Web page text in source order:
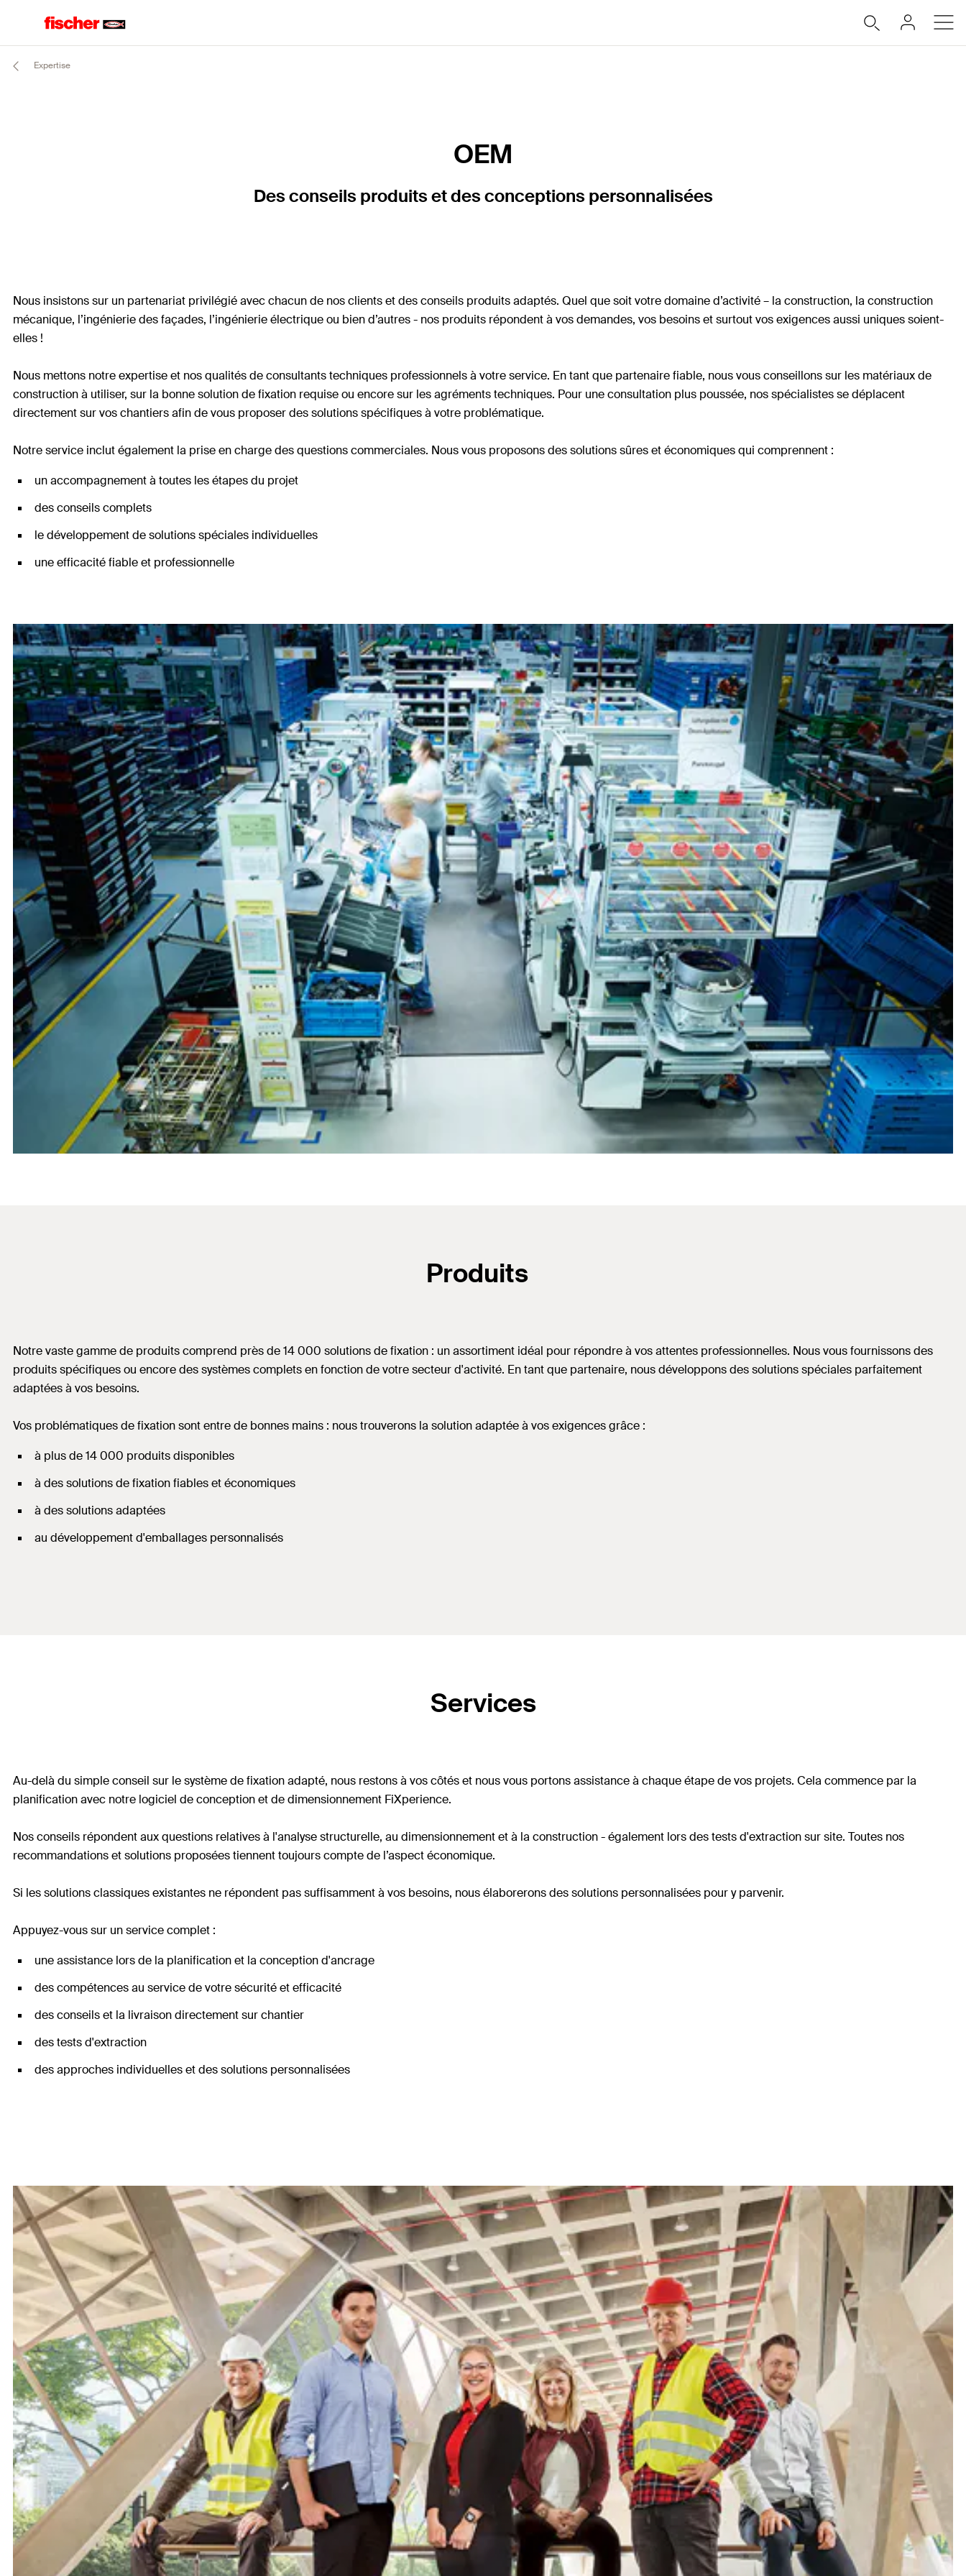
Expertise
OEM
Des conseils produits et des conceptions personnalisées
Nous insistons sur un partenariat privilégié avec chacun de nos clients et des conseils produits adaptés. Quel que soit votre domaine d’activité – la construction, la construction
mécanique, l’ingénierie des façades, l’ingénierie électrique ou bien d’autres - nos produits répondent à vos demandes, vos besoins et surtout vos exigences aussi uniques soient-
elles !
Nous mettons notre expertise et nos qualités de consultants techniques professionnels à votre service. En tant que partenaire fiable, nous vous conseillons sur les matériaux de
construction à utiliser, sur la bonne solution de fixation requise ou encore sur les agréments techniques. Pour une consultation plus poussée, nos spécialistes se déplacent
directement sur vos chantiers afin de vous proposer des solutions spécifiques à votre problématique.
Notre service inclut également la prise en charge des questions commerciales. Nous vous proposons des solutions sûres et économiques qui comprennent :
un accompagnement à toutes les étapes du projet
des conseils complets
le développement de solutions spéciales individuelles
une efficacité fiable et professionnelle
Produits
Notre vaste gamme de produits comprend près de 14 000 solutions de fixation : un assortiment idéal pour répondre à vos attentes professionnelles. Nous vous fournissons des
produits spécifiques ou encore des systèmes complets en fonction de votre secteur d'activité. En tant que partenaire, nous développons des solutions spéciales parfaitement
adaptées à vos besoins.
Vos problématiques de fixation sont entre de bonnes mains : nous trouverons la solution adaptée à vos exigences grâce :
à plus de 14 000 produits disponibles
à des solutions de fixation fiables et économiques
à des solutions adaptées
au développement d'emballages personnalisés
Services
Au-delà du simple conseil sur le système de fixation adapté, nous restons à vos côtés et nous vous portons assistance à chaque étape de vos projets. Cela commence par la
planification avec notre logiciel de conception et de dimensionnement FiXperience.
Nos conseils répondent aux questions relatives à l'analyse structurelle, au dimensionnement et à la construction - également lors des tests d'extraction sur site. Toutes nos
recommandations et solutions proposées tiennent toujours compte de l’aspect économique.
Si les solutions classiques existantes ne répondent pas suffisamment à vos besoins, nous élaborerons des solutions personnalisées pour y parvenir.
Appuyez-vous sur un service complet :
une assistance lors de la planification et la conception d'ancrage
des compétences au service de votre sécurité et efficacité
des conseils et la livraison directement sur chantier
des tests d'extraction
des approches individuelles et des solutions personnalisées